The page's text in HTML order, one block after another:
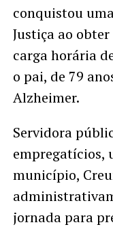
conquistou
Justiça ao
carga horária
o pai, de 79
Alzheimer.
Servidora
empregatícios,
município,
jornada para